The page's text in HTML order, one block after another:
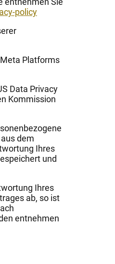
policy
Platforms
Data Privacy
Kommission
dem
Ihres
und
Ihres
ab, so ist
entnehmen